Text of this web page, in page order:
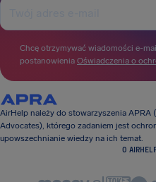
Chcę otrzymywać wiadomości e-
postanowienia Oświadczenia o
AirHelp należy do stowarzyszenia
Advocates), którego zadaniem jest
upowszechnianie wiedzy na ich temat.
O